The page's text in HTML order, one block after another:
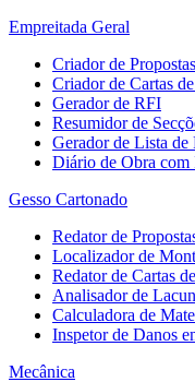
Empreitada Geral
Criador de
Criador de Cartas
Gerador de RFI
Resumidor de
Gerador de Lista de
Diário de Obra com
Gesso Cartonado
Redator de
Localizador de
Redator de Cartas
Analisador de
Calculadora de
Inspetor de Danos
Mecânica